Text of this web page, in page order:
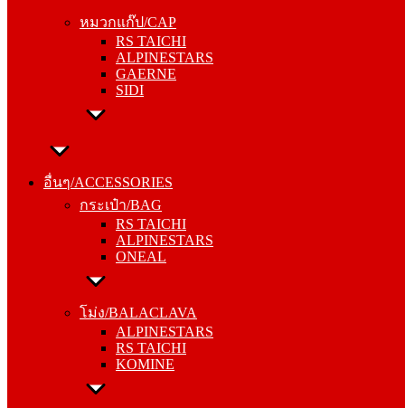
หมวกแก๊ป/CAP
RS TAICHI
ALPINESTARS
GAERNE
SIDI
อื่นๆ/ACCESSORIES
กระเป๋า/BAG
RS TAICHI
ALPINESTARS
ONEAL
โม่ง/BALACLAVA
ALPINESTARS
RS TAICHI
KOMINE
ALPINESTARS
GAERNE
SIDI
อื่นๆ/ACCESSORIES
RS TAICHI
ALPINESTARS
ONEAL
โม่ง/BALACLAVA
RS TAICHI
KOMINE
ชุดซับใน/INNER SUIT